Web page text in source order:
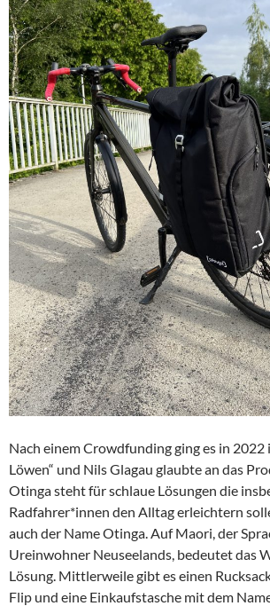
Nach einem Crowdfunding ging es in 2022
Löwen“ und Nils Glagau glaubte an das
Otinga steht für schlaue Lösungen die
Radfahrer*innen den Alltag erleichtern
auch der Name Otinga. Auf Maori, der
Ureinwohner Neuseelands, bedeutet das
Lösung. Mittlerweile gibt es einen
Flip und eine Einkaufstasche mit dem